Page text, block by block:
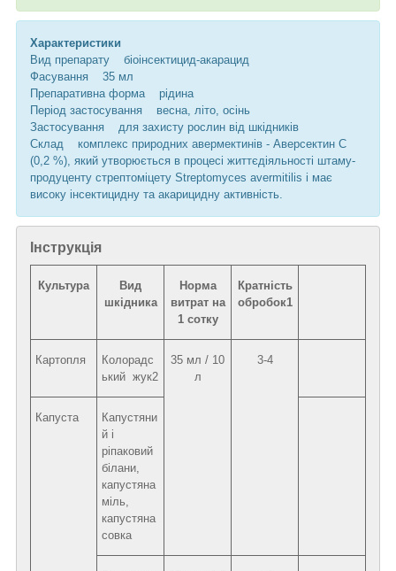
Характеристики
Вид препарату біоінсектицид-акарацид
Фасування 35 мл
Препаративна форма рідина
Період застосування весна, літо, осінь
Застосування для захисту рослин від шкідників
Склад комплекс природних авермектинів - Аверсектин С
(0,2 %), який утворюється в процесі життєдіяльності штаму-
продуценту стрептоміцету Streptomyces avermitilis і має
високу інсектицидну та акарицидну активність.
Інструкція
Культура
Вид
шкідника
Норма
витрат на
1 сотку
Кратність
обробок1
Картопля
Колорадс
ький жук2
35 мл / 10
л
3-4
Капуста
Капустяни
й і
ріпаковий
білани,
капустяна
міль,
капустяна
совка